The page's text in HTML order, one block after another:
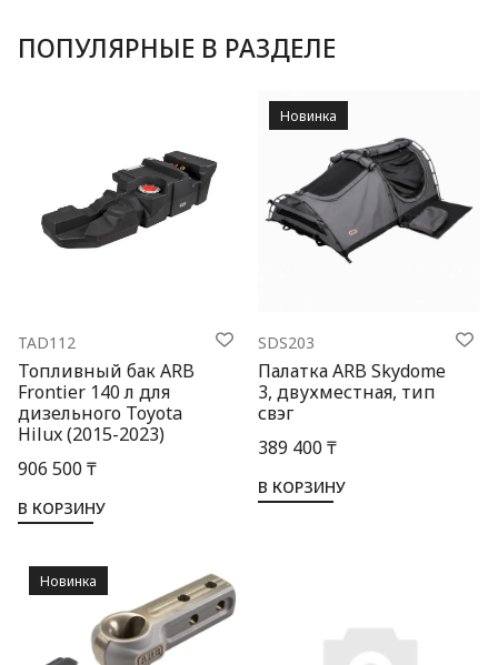
ПОПУЛЯРНЫЕ В РАЗДЕЛЕ
TAD112
Топливный бак ARB
Frontier 140 л для
дизельного Toyota
Hilux (2015-2023)
906 500 ₸
В КОРЗИНУ
SDS203
Палатка ARB Skydome
3, двухместная, тип
свэг
389 400 ₸
В КОРЗИНУ
Новинка
Новинка